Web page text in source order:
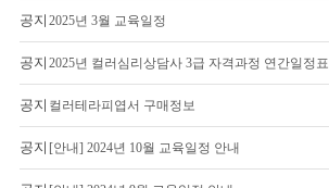
공지 2025년 3월 교육일정
공지 2025년 컬러심리상담사 3급 자격과정 연간일정표
공지 컬러테라피엽서 구매정보
공지 [안내] 2024년 10월 교육일정 안내